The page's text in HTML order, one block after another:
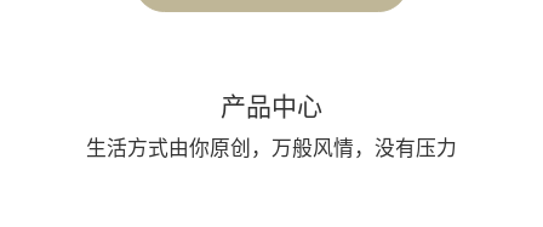
产品中心
生活方式由你原创，万般风情，没有压力